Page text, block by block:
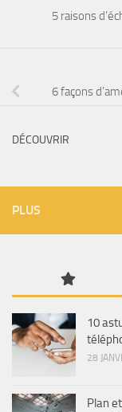
5 raisons
6 façons
DÉCOUVRIR
PLUS
10
28
Plan